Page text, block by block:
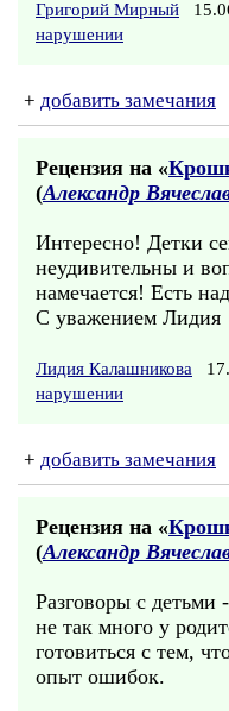
Григорий Мирный
нарушении
+ добавить замечания
Рецензия на «
(Александр
Интересно! Детки
неудивительны и
намечается! Есть
С уважением Лидия
Лидия Калашникова
нарушении
+ добавить замечания
Рецензия на «
(Александр
Разговоры с детьми
не так много у
готовиться с тем,
опыт ошибок.